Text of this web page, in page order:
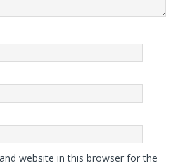
website in this browser for the